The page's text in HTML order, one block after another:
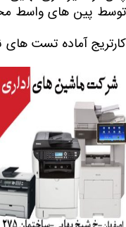
توسط پین های واسط
کارتریج آماده تست های